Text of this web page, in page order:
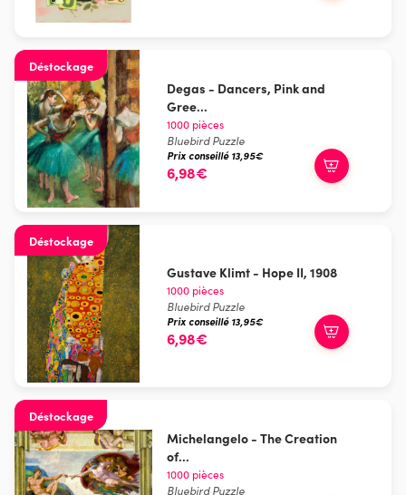
Déstockage
Degas - Dancers, Pink and
Gree...
1000 pièces
Bluebird Puzzle
Prix conseillé 13,95€
6,98€
Déstockage
Gustave Klimt - Hope II, 1908
1000 pièces
Bluebird Puzzle
Prix conseillé 13,95€
6,98€
Déstockage
Michelangelo - The Creation
of...
1000 pièces
Bluebird Puzzle